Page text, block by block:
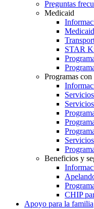
Preguntas
Medicaid
STAR
Programas
Beneficios y
CHIP
Apoyo para la familia